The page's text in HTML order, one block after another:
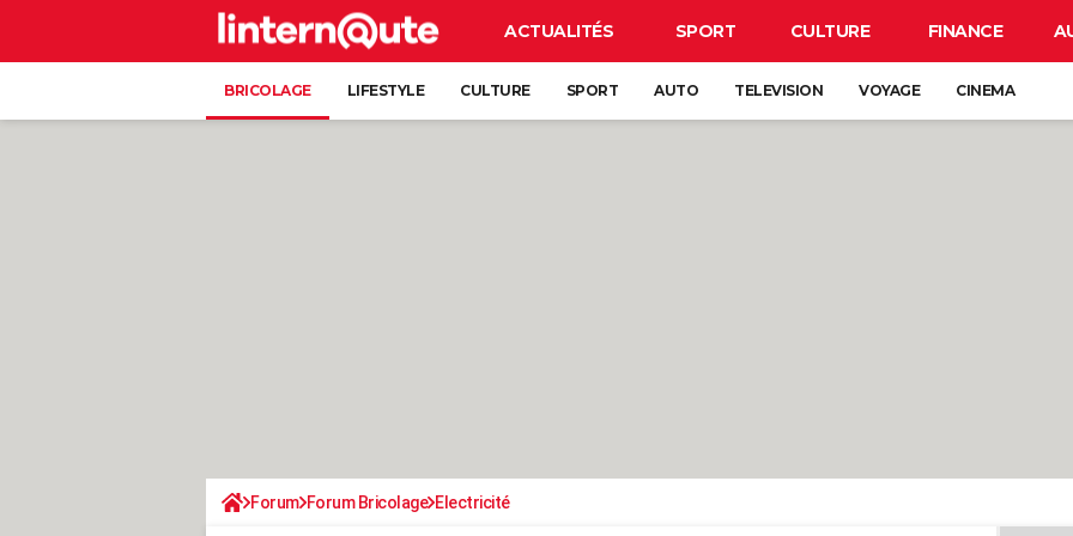
ACTUALITÉS SPORT CULTURE FINANCE
BRICOLAGE LIFESTYLE CULTURE SPORT AUTO TELEVISION VOYAGE CINEMA
Forum Forum Bricolage Electricité